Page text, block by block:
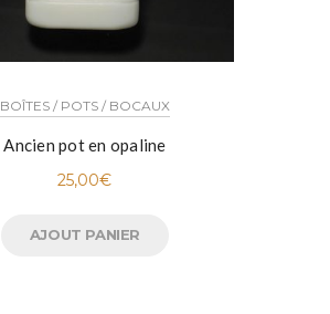
BOÎTES / POTS / BOCAUX
Ancien pot en opaline
25,00€
AJOUT PANIER